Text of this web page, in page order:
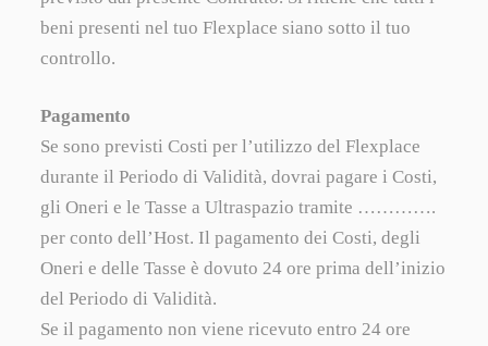
beni presenti nel tuo Flexplace siano sotto il tuo
controllo.
Pagamento
Se sono previsti Costi per l’utilizzo del Flexplace
durante il Periodo di Validità, dovrai pagare i Costi,
gli Oneri e le Tasse a Ultraspazio tramite ………….
per conto dell’Host. Il pagamento dei Costi, degli
Oneri e delle Tasse è dovuto 24 ore prima dell’inizio
del Periodo di Validità.
Se il pagamento non viene ricevuto entro 24 ore